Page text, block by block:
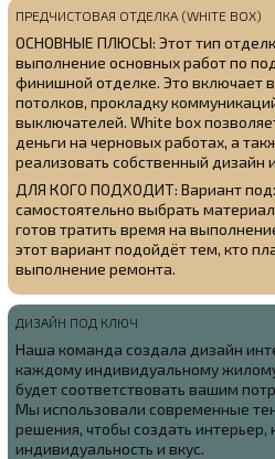
ПРЕДЧИСТОВАЯ ОТДЕЛКА (WHITE BOX)
ОСНОВНЫЕ ПЛЮСЫ: Этот тип
выполнение основных работ по
финишной отделке. Это включает
потолков, прокладку
выключателей. White box
деньги на черновых работах, а
реализовать собственный дизайн
ДЛЯ КОГО ПОДХОДИТ: Вариант
самостоятельно выбрать
готов тратить время на
этот вариант подойдёт тем, кто
выполнение ремонта.
ДИЗАЙН ПОД КЛЮЧ
Наша команда создала дизайн
каждому индивидуальному
будет соответствовать вашим
Мы использовали современные
решения, чтобы создать
индивидуальность и вкус.